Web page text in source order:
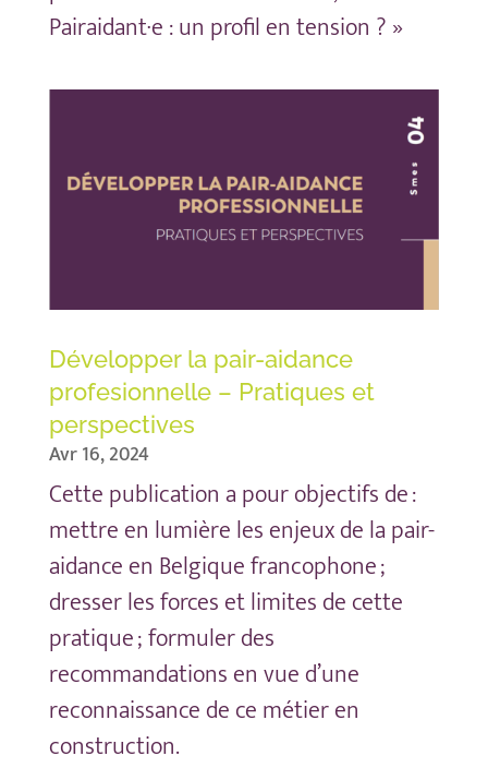
Pairaidant·e : un profil en tension ? »
Développer la pair-aidance
profesionnelle – Pratiques et
perspectives
Avr 16, 2024
Cette publication a pour objectifs de :
mettre en lumière les enjeux de la pair-
aidance en Belgique francophone ;
dresser les forces et limites de cette
pratique ; formuler des
recommandations en vue d’une
reconnaissance de ce métier en
construction.